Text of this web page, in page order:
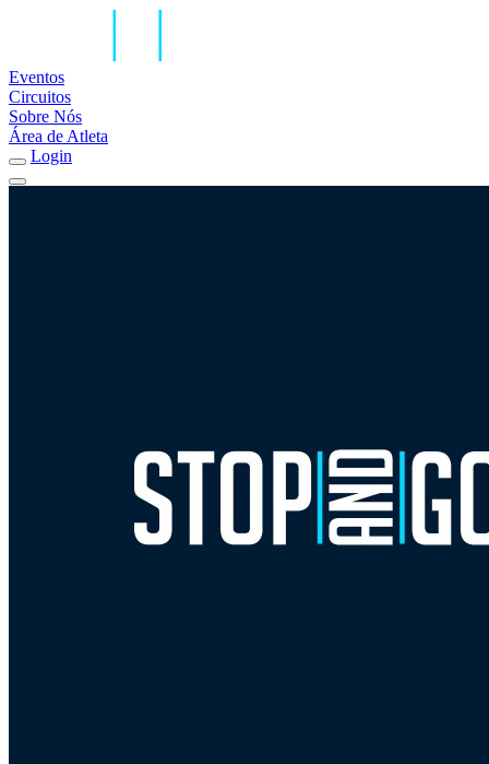
Eventos
Circuitos
Sobre Nós
Área de Atleta
Login